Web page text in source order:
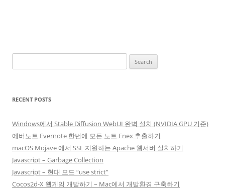
for:
RECENT POSTS
Windows에서 Stable Diffusion WebUI 완벽 설치 (NVIDIA GPU 기준)
에버노트 Evernote 한번에 모든 노트 Enex 추출하기
macOS Mojave 에서 SSL 지원하는 Apache 웹서버 설치하기
Javascript – Garbage Collection
Javascript – 현대 모드 “use strict”
Cocos2d-X 웹게임 개발하기 – Mac에서 개발환경 구축하기